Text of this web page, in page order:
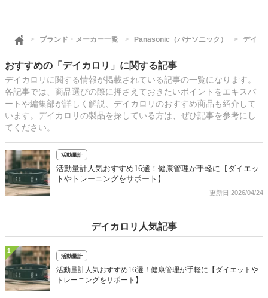
ブランド・メーカー一覧 Panasonic（パナソニック） デイカ
おすすめの「デイカロリ」に関する記事
デイカロリに関する情報が掲載されている記事の一覧になります。
各記事では、商品選びの際に押さえておきたいポイントをエキスパ
ートや編集部が詳しく解説、デイカロリのおすすめ商品も紹介して
います。デイカロリの製品を探している方は、ぜひ記事を参考にし
てください。
活動量計
活動量計人気おすすめ16選！健康管理が手軽に【ダイエッ
トやトレーニングをサポート】
更新日:2026/04/24
デイカロリ人気記事
1
活動量計
活動量計人気おすすめ16選！健康管理が手軽に【ダイエットや
トレーニングをサポート】